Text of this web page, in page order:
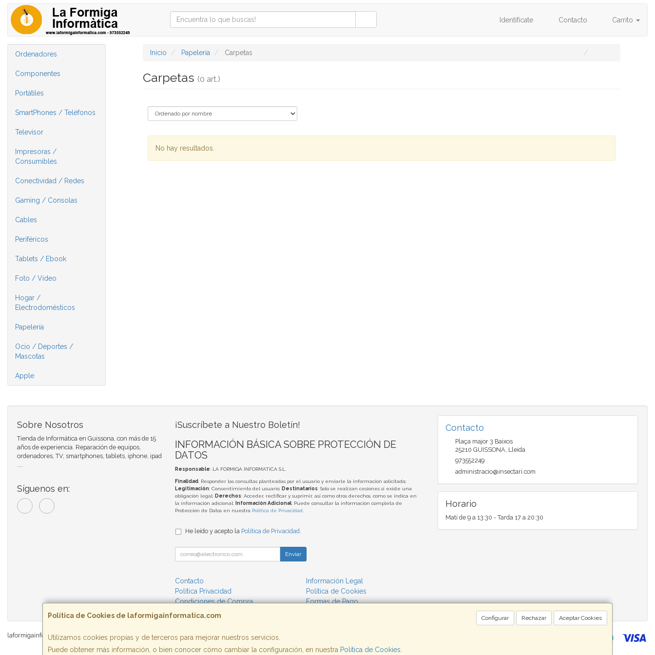
Identifícate Contacto Carrito
Ordenadores
Componentes
Portátiles
SmartPhones / Teléfonos
Televisor
Impresoras /
Consumibles
Conectividad / Redes
Gaming / Consolas
Cables
Periféricos
Tablets / Ebook
Foto / Video
Hogar /
Electrodomésticos
Papelería
Ocio / Deportes /
Mascotas
Apple
Inicio Papelería Carpetas
Carpetas (0 art.)
No hay resultados.
Política de Cookies de laformigainformatica.com Configurar Rechazar Aceptar Cookies
Utilizamos cookies propias y de terceros para mejorar nuestros servicios.
Puede obtener más información, o bien conocer cómo cambiar la configuración, en nuestra Política de Cookies
Sobre Nosotros
Tienda de Informática en Guissona, con más de 15
años de experiencia. Reparación de equipos,
ordenadores, TV, smartphones, tablets, iphone, ipad
....
Síguenos en:
¡Suscríbete a Nuestro Boletín!
INFORMACIÓN BÁSICA SOBRE PROTECCIÓN DE
DATOS
Responsable: LA FORMIGA INFORMATICA S.L.
Finalidad: Responder las consultas planteadas por el usuario y enviarle la información solicitada;
Legitimación: Consentimiento del usuario; Destinatarios: Solo se realizan cesiones si existe una
obligación legal; Derechos: Acceder, rectificar y suprimir, así como otros derechos, como se indica en
la información adicional;
Información Adicional: Puede consultar la información completa de
Protección de Datos en nuestra Política de Privacidad
He leído y acepto la Política de Privacidad.
Enviar
Contacto
Información Legal
Política Privacidad
Política de Cookies
Condiciones de Compra
Formas de Pago
Contacto
Plaça major 3 Baixos
25210 GUISSONA, Lleida
973552249
administracio@insectari.com
Horario
Matí de 9 a 13:30 - Tarda 17 a 20:30
laformigainformatica.com © 2026
, , , , España. - C.I.F.: B25662933 - Tfno: